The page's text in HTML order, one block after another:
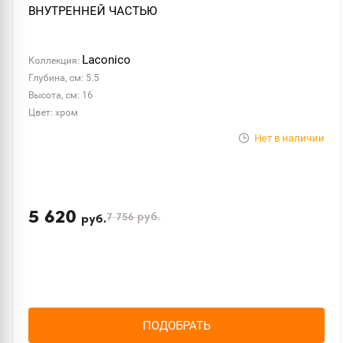
ВНУТРЕННЕЙ ЧАСТЬЮ
Коллекция: Laconico
Глубина, см: 5.5
Высота, см: 16
Цвет: хром
Нет в наличии
5 620 руб.7 756руб.
ПОДОБРАТЬ